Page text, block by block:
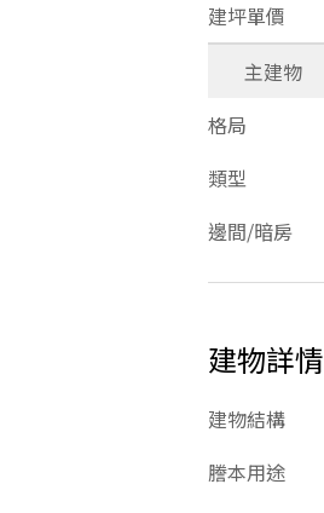
建坪單價
主建物
格局
類型
邊間/暗房
建物詳情
建物結構
謄本用途